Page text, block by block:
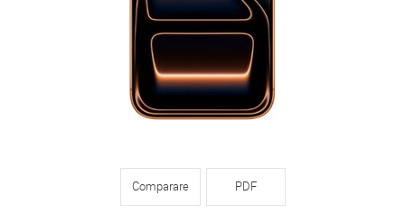
Comparare PDF